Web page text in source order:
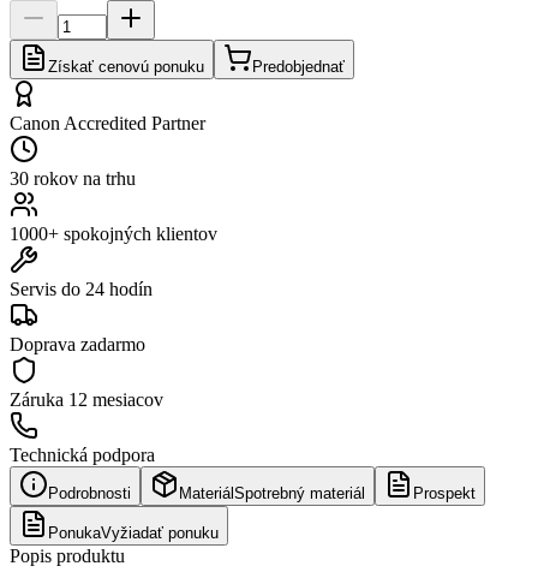
Získať cenovú ponuku Predobjednať
Canon Accredited Partner
30 rokov na trhu
1000+ spokojných klientov
Servis do 24 hodín
Doprava zadarmo
Záruka 12 mesiacov
Technická podpora
Podrobnosti Materiál Spotrebný materiál Prospekt
PonukaVyžiadať ponuku
Popis produktu